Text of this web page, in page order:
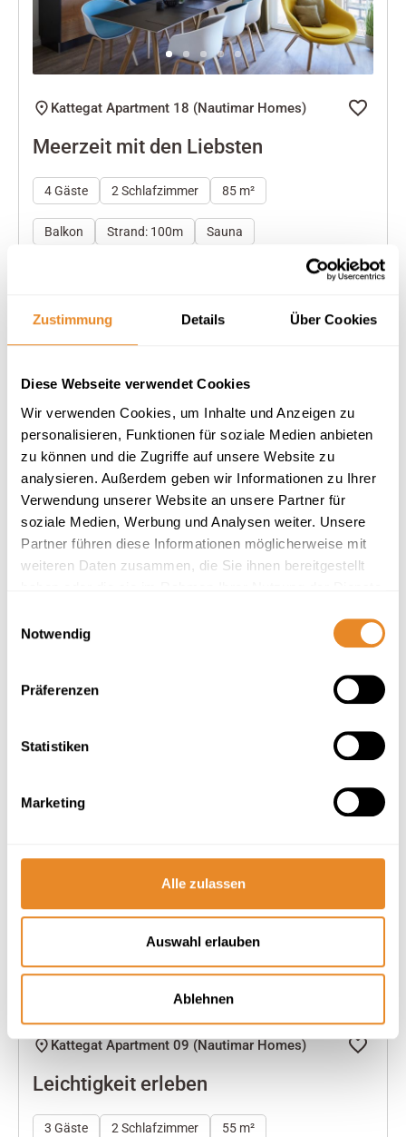
Zustimmung Details Über Cookies
Diese Webseite verwendet Cookies
Wir verwenden Cookies, um Inhalte und Anzeigen zu
personalisieren, Funktionen für soziale Medien anbieten
zu können und die Zugriffe auf unsere Website zu
analysieren. Außerdem geben wir Informationen zu Ihrer
Verwendung unserer Website an unsere Partner für
soziale Medien, Werbung und Analysen weiter. Unsere
Partner führen diese Informationen möglicherweise mit
weiteren Daten zusammen, die Sie ihnen bereitgestellt
Notwendig
Präferenzen
Statistiken
Marketing
Alle zulassen
Auswahl erlauben
Ablehnen
Kattegat Apartment 18 (Nautimar Homes)
Meerzeit mit den Liebsten
4 Gäste 2 Schlafzimmer 85 m²
Balkon Strand: 100m Sauna
Next
Terrasse
4.6 Herausragend
27 Bewertungen
Kattegat Apartment 09 (Nautimar Homes)
Leichtigkeit erleben
3 Gäste 2 Schlafzimmer 55 m²